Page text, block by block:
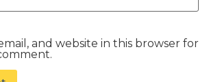
and website in this browser for